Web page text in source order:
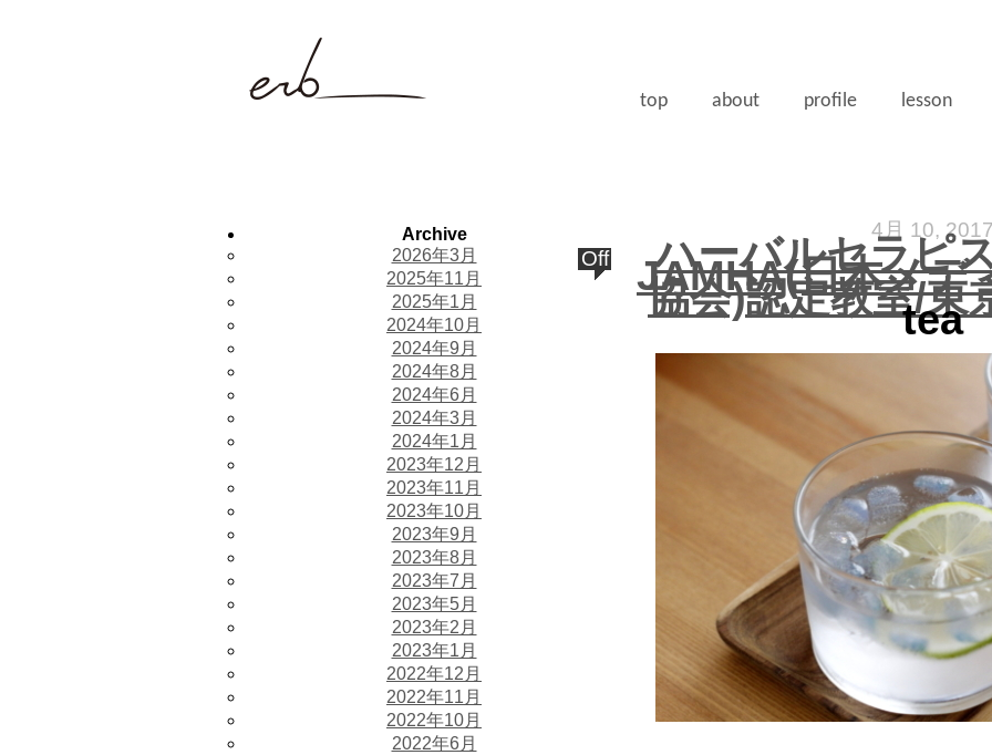
top about profile lesson
4月 10, 2017
Off
ハーバルセラピ
JAMHA(日本メデ
協会)認定教室/東
tea
Archive
2026年3月
2025年11月
2025年1月
2024年10月
2024年9月
2024年8月
2024年6月
2024年3月
2024年1月
2023年12月
2023年11月
2023年10月
2023年9月
2023年8月
2023年7月
2023年5月
2023年2月
2023年1月
2022年12月
2022年11月
2022年10月
2022年6月